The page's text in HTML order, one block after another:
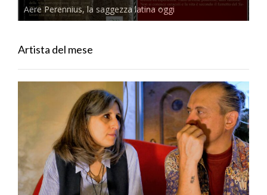
Aere Perennius, la saggezza latina oggi
Artista del mese